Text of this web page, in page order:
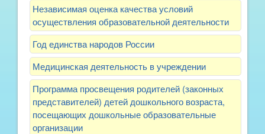
Независимая оценка качества условий
осуществления образовательной деятельности
Год единства народов России
Медицинская деятельность в учреждении
Программа просвещения родителей (законных
представителей) детей дошкольного возраста,
посещающих дошкольные образовательные
организации